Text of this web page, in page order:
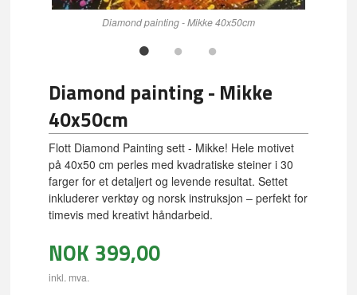
Diamond painting - Mikke 40x50cm
Diamond painting - Mikke
40x50cm
Flott Diamond Painting sett - Mikke! Hele motivet
på 40x50 cm perles med kvadratiske steiner i 30
farger for et detaljert og levende resultat. Settet
inkluderer verktøy og norsk instruksjon – perfekt for
timevis med kreativt håndarbeid.
NOK 399,00
inkl. mva.